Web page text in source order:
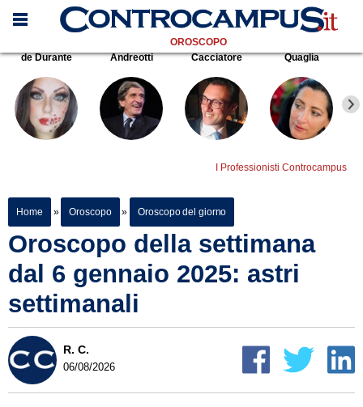
OROSCOPO
de Durante
Andreotti Cacciatore Quaglia
I Professionisti Controcampus
Home » Oroscopo » Oroscopo del giorno
Oroscopo della settimana
dal 6 gennaio 2025: astri
settimanali
R. C.
06/08/2026